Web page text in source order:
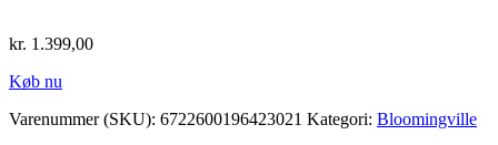
kr. 1.399,00
Køb nu
Varenummer (SKU): 6722600196423021 Kategori: Bloomingville